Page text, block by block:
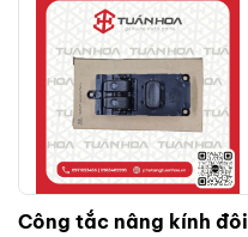
Công tắc nâng kính đôi